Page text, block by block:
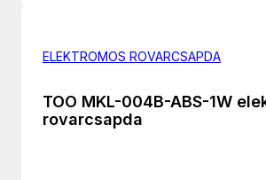
ELEKTROMOS ROVARCSAPDA
TOO MKL-004B-ABS-1W
rovarcsapda